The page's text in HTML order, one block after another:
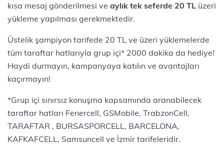
kısa mesaj gönderilmesi ve aylık tek seferde 20 TL üzeri
yükleme yapılması gerekmektedir.
Üstelik şampiyon tarifede 20 TL ve üzeri yüklemelerde
tüm taraftar hatlarıyla grup içi* 2000 dakika da hediye!
Haydi durmayın, kampanyaya katılın ve avantajları
kaçırmayın!
*Grup içi sınırsız konuşma kapsamında aranabilecek
taraftar hatları Fenercell, GSMobile, TrabzonCell,
TARAFTAR , BURSASPORCELL, BARCELONA,
KAFKAFCELL, Samsuncell ve İzmir tarifeleridir.